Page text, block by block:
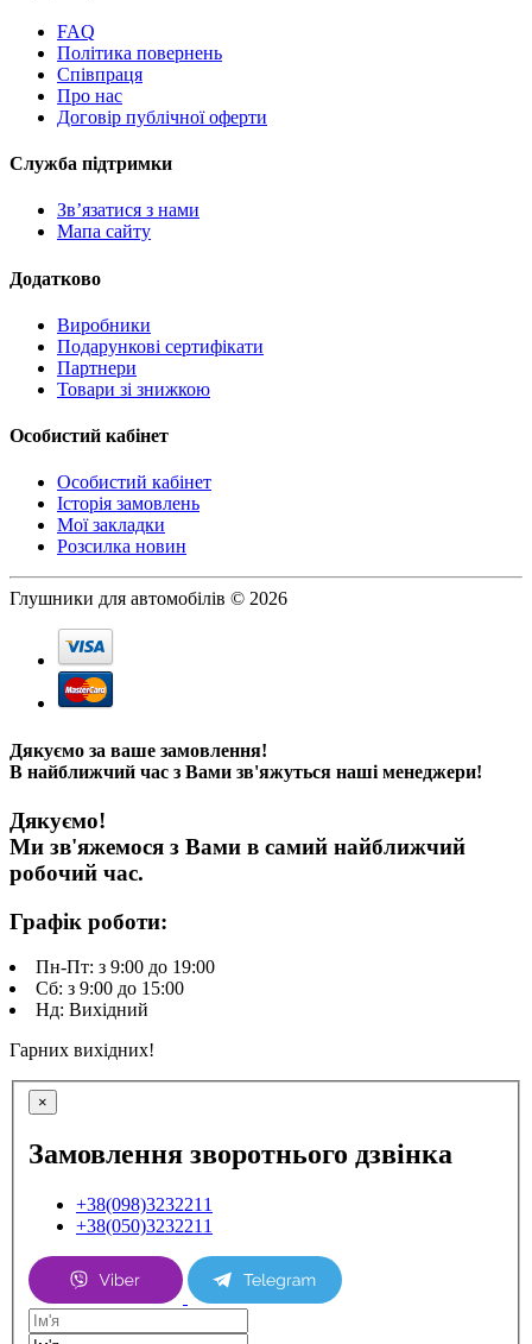
FAQ
Політика повернень
Співпраця
Про нас
Договір публічної оферти
Служба підтримки
Зв’язатися з нами
Мапа сайту
Додатково
Виробники
Подарункові сертифікати
Партнери
Товари зі знижкою
Особистий кабінет
Особистий кабінет
Історія замовлень
Мої закладки
Розсилка новин
Глушники для автомобілів © 2026
Дякуємо за ваше замовлення!
В найближчий час з Вами зв'яжуться наші менеджери!
Дякуємо!
Ми зв'яжемося з Вами в самий найближчий
робочий час.
Графік роботи:
Пн-Пт: з 9:00 до 19:00
Сб: з 9:00 до 15:00
Нд: Вихідний
Гарних вихідних!
×
Замовлення зворотнього дзвінка
+38(098)3232211
+38(050)3232211